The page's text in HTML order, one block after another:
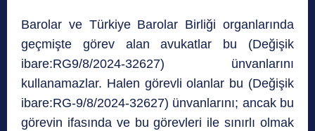
Barolar ve Türkiye Barolar Birliği organlarında
geçmişte görev alan avukatlar bu (Değişik
ibare:RG9/8/2024-32627) ünvanlarını
kullanamazlar. Halen görevli olanlar bu (Değişik
ibare:RG-9/8/2024-32627) ünvanlarını; ancak bu
görevin ifasında ve bu görevleri ile sınırlı olmak